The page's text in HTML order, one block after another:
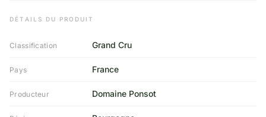
DÉTAILS DU PRODUIT
Classification Grand Cru
Pays France
Producteur Domaine Ponsot